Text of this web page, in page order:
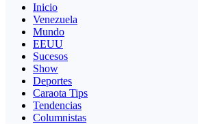
Inicio
Venezuela
Mundo
EEUU
Sucesos
Show
Deportes
Caraota Tips
Tendencias
Columnistas